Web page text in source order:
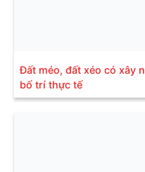
Đất méo, đất xéo có xây
bố trí thực tế